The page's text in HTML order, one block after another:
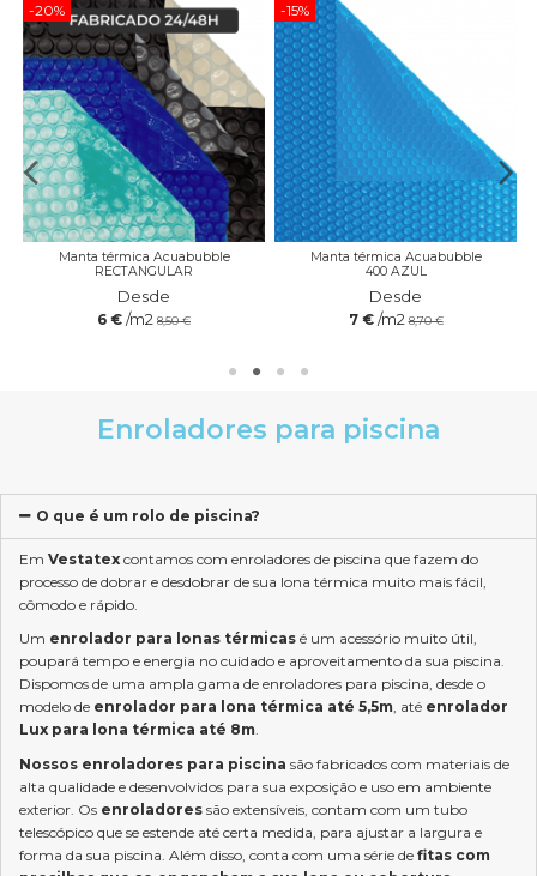
-20%
Manta térmica Acuabubble
RECTANGULAR
Desde
6 € /m2 8,50 €
-15%
Manta térmica Acuabubble
400 AZUL
Desde
7 € /m2 8,70 €
Enroladores para piscina
O que é um rolo de piscina?
Em Vestatex contamos com enroladores de piscina que fazem do
processo de dobrar e desdobrar de sua lona térmica muito mais fácil,
cômodo e rápido.
Um enrolador para lonas térmicas é um acessório muito útil,
poupará tempo e energia no cuidado e aproveitamento da sua piscina.
Dispomos de uma ampla gama de enroladores para piscina, desde o
modelo de enrolador para lona térmica até 5,5m, até enrolador
Lux para lona térmica até 8m.
Nossos enroladores para piscina são fabricados com materiais de
alta qualidade e desenvolvidos para sua exposição e uso em ambiente
exterior. Os enroladores são extensíveis, contam com um tubo
telescópico que se estende até certa medida, para ajustar a largura e
forma da sua piscina. Além disso, conta com uma série de fitas com